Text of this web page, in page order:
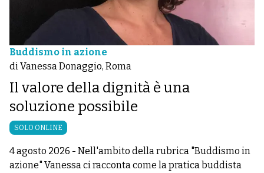
Buddismo in azione
di Vanessa Donaggio, Roma
Il valore della dignità è una
soluzione possibile
SOLO ONLINE
4 agosto 2026 - Nell'ambito della rubrica "Buddismo in
azione" Vanessa ci racconta come la pratica buddista